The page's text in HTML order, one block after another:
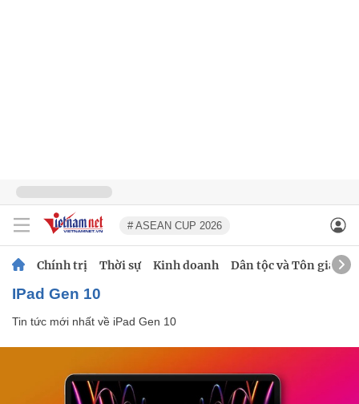
# ASEAN CUP 2026
Chính trị Thời sự Kinh doanh Dân tộc và Tôn giáo
iPad Gen 10
Tin tức mới nhất về iPad Gen 10